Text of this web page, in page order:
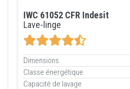
IWC 61052 CFR Indesit
Lave-linge
Dimensions
Classe énergétique
Capacité de lavage